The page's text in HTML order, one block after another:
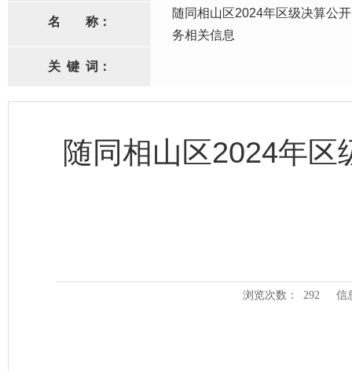
名 称：
随同相山区2024年区级决算公
务相关信息
关 键 词：
随同相山区2024年
浏览次数： 292 信